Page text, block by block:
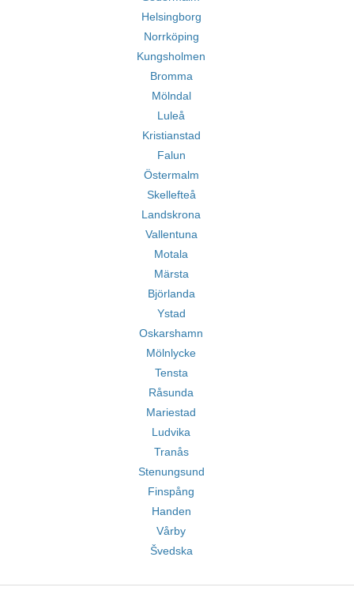
Helsingborg
Norrköping
Kungsholmen
Bromma
Mölndal
Luleå
Kristianstad
Falun
Östermalm
Skellefteå
Landskrona
Vallentuna
Motala
Märsta
Björlanda
Ystad
Oskarshamn
Mölnlycke
Tensta
Råsunda
Mariestad
Ludvika
Tranås
Stenungsund
Finspång
Handen
Vårby
Švedska